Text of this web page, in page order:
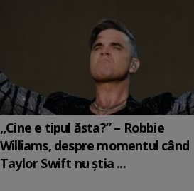
„Cine e tipul ăsta?” – Robbie
Williams, despre momentul când
Taylor Swift nu știa ...